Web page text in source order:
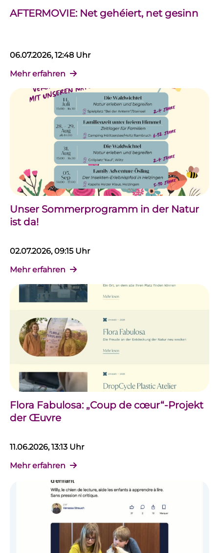
AFTERMOVIE: Net gehéiert, net gesinn
06.07.2026, 12:48 Uhr
Mehr erfahren
Unser Sommerprogramm in der Natur
ist da!
02.07.2026, 09:15 Uhr
Mehr erfahren
Flora Fabulosa: „Coup de cœur“-Projekt
der Œuvre
11.06.2026, 13:13 Uhr
Mehr erfahren